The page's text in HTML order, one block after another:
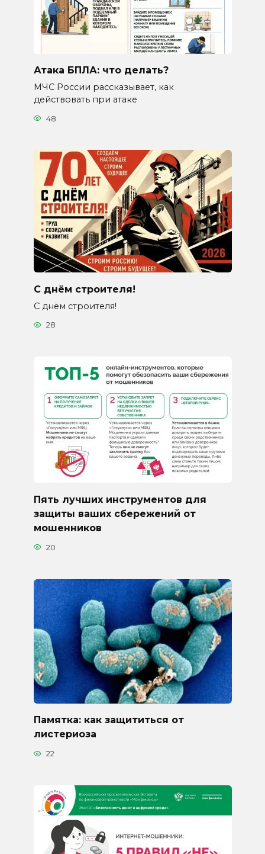
Атака БПЛА: что делать?
МЧС России рассказывает, как
действовать при атаке
48
С днём строителя!
С днём строителя!
28
Пять лучших инструментов для
защиты ваших сбережений от
мошенников
20
Памятка: как защититься от
листериоза
22